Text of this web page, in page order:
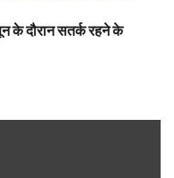
के दौरान सतर्क रहने के